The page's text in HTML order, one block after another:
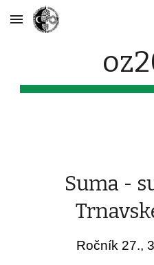
Skip to main content
Suma -
Ročník 27.,